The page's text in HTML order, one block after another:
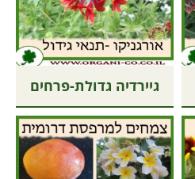
גיירדיה גדולת-פרחים